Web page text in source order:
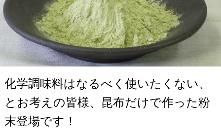
化学調味料はなるべく使いたくない、
とお考えの皆様、昆布だけで作った粉
末登場です！